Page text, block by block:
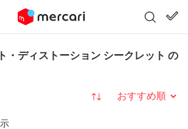
・ディストーション シークレット の
並び替え